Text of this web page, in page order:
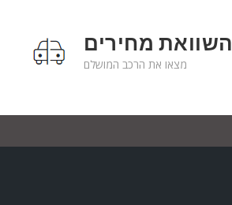
השוואת מחירים
מצאו את הרכב המושלם